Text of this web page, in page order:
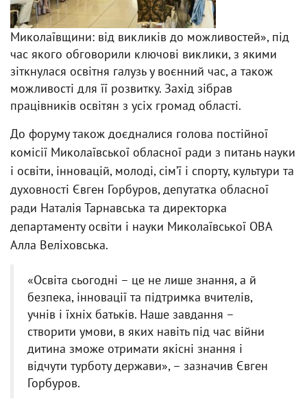
Миколаївщини: від викликів до можливостей», під
час якого обговорили ключові виклики, з якими
зіткнулася освітня галузь у воєнний час, а також
можливості для її розвитку. Захід зібрав
працівників освітян з усіх громад області.
До форуму також доєдналися голова постійної
комісії Миколаївської обласної ради з питань науки
і освіти, інновацій, молоді, сім’ї і спорту, культури та
духовності Євген Горбуров, депутатка обласної
ради Наталія Тарнавська та директорка
департаменту освіти і науки Миколаївської ОВА
Алла Веліховська.
«Освіта сьогодні – це не лише знання, а й
безпека, інновації та підтримка вчителів,
учнів і їхніх батьків. Наше завдання –
створити умови, в яких навіть під час війни
дитина зможе отримати якісні знання і
відчути турботу держави», – зазначив Євген
Горбуров.